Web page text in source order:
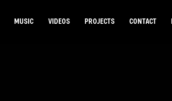
MUSIC VIDEOS PROJECTS CONTACT